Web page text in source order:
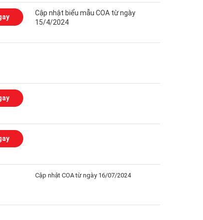
Cập nhật biểu mẫu COA từ ngày
15/4/2024
Cập nhật COA từ ngày 16/07/2024